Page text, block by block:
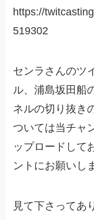
https://
519302
センラさんのツ
ル、浦島坂田船
ネルの切り抜き
ついては当チャ
ップロードして
ントにお願いし
見て下さってあ